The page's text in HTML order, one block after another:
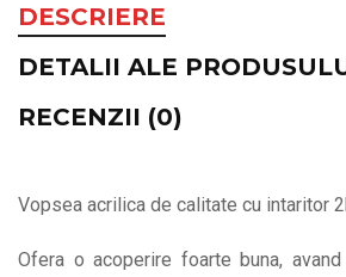
DESCRIERE
DETALII ALE
RECENZII (0)
Vopsea acrilica de calitate cu intaritor
Ofera o acoperire foarte buna,